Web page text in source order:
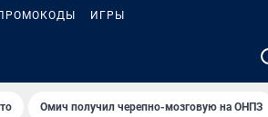
ИГРЫ
Омич получил черепно-мозговую на ОНПЗ